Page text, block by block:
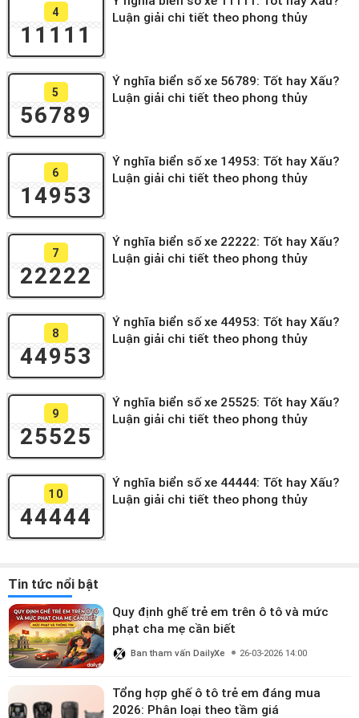
4
11111
Luận giải chi tiết theo phong thủy
5
56789
Ý nghĩa biển số xe 56789: Tốt hay Xấu?
Luận giải chi tiết theo phong thủy
6
14953
Ý nghĩa biển số xe 14953: Tốt hay Xấu?
Luận giải chi tiết theo phong thủy
7
22222
Ý nghĩa biển số xe 22222: Tốt hay Xấu?
Luận giải chi tiết theo phong thủy
8
44953
Ý nghĩa biển số xe 44953: Tốt hay Xấu?
Luận giải chi tiết theo phong thủy
9
25525
Ý nghĩa biển số xe 25525: Tốt hay Xấu?
Luận giải chi tiết theo phong thủy
10
44444
Ý nghĩa biển số xe 44444: Tốt hay Xấu?
Luận giải chi tiết theo phong thủy
Tin tức nổi bật
Quy định ghế trẻ em trên ô tô và mức
phạt cha mẹ cần biết
Ban tham vấn DailyXe 26-03-2026 14:00
Tổng hợp ghế ô tô trẻ em đáng mua
2026: Phân loại theo tầm giá